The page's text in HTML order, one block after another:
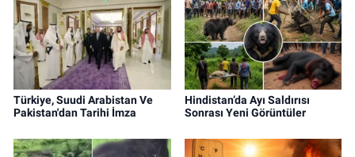
Türkiye, Suudi Arabistan Ve
Pakistan'dan Tarihi İmza
Hindistan’da Ayı Saldırısı
Sonrası Yeni Görüntüler